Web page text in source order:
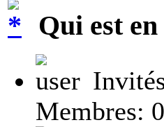
Qui est
Membres: 0